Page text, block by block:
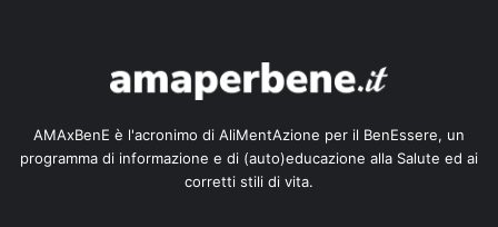
AMAxBenE è l'acronimo di AliMentAzione per il BenEssere, un
programma di informazione e di (auto)educazione alla Salute ed ai
corretti stili di vita.